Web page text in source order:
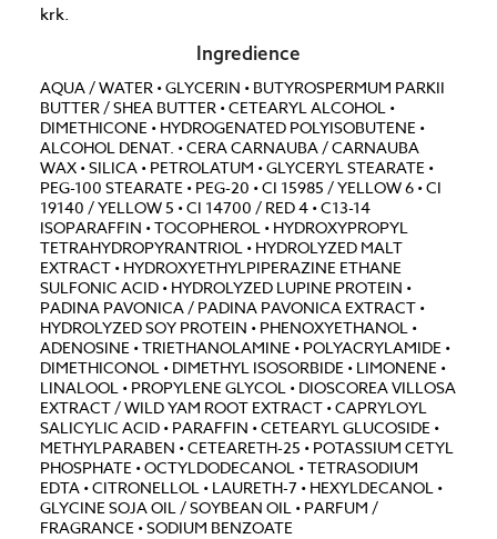
krk.
Ingredience
AQUA / WATER • GLYCERIN • BUTYROSPERMUM PARKII
BUTTER / SHEA BUTTER • CETEARYL ALCOHOL •
DIMETHICONE • HYDROGENATED POLYISOBUTENE •
ALCOHOL DENAT. • CERA CARNAUBA / CARNAUBA
WAX • SILICA • PETROLATUM • GLYCERYL STEARATE •
PEG-100 STEARATE • PEG-20 • CI 15985 / YELLOW 6 • CI
19140 / YELLOW 5 • CI 14700 / RED 4 • C13-14
ISOPARAFFIN • TOCOPHEROL • HYDROXYPROPYL
TETRAHYDROPYRANTRIOL • HYDROLYZED MALT
EXTRACT • HYDROXYETHYLPIPERAZINE ETHANE
SULFONIC ACID • HYDROLYZED LUPINE PROTEIN •
PADINA PAVONICA / PADINA PAVONICA EXTRACT •
HYDROLYZED SOY PROTEIN • PHENOXYETHANOL •
ADENOSINE • TRIETHANOLAMINE • POLYACRYLAMIDE •
DIMETHICONOL • DIMETHYL ISOSORBIDE • LIMONENE •
LINALOOL • PROPYLENE GLYCOL • DIOSCOREA VILLOSA
EXTRACT / WILD YAM ROOT EXTRACT • CAPRYLOYL
SALICYLIC ACID • PARAFFIN • CETEARYL GLUCOSIDE •
METHYLPARABEN • CETEARETH-25 • POTASSIUM CETYL
PHOSPHATE • OCTYLDODECANOL • TETRASODIUM
EDTA • CITRONELLOL • LAURETH-7 • HEXYLDECANOL •
GLYCINE SOJA OIL / SOYBEAN OIL • PARFUM /
FRAGRANCE • SODIUM BENZOATE